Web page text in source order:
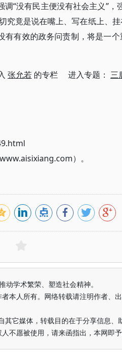
“没有民主便没有社会主义”，
究竟是说在嘴上、写在纸上、
有效的政务问责制，将是一
张允若 的专栏 进入专题： 三
）。
学术繁荣、塑造社会精神。
本人所有。网络转载请注明作者、
其它媒体，转载目的在于分享信息、
不愿被使用，请来函指出，本网即予